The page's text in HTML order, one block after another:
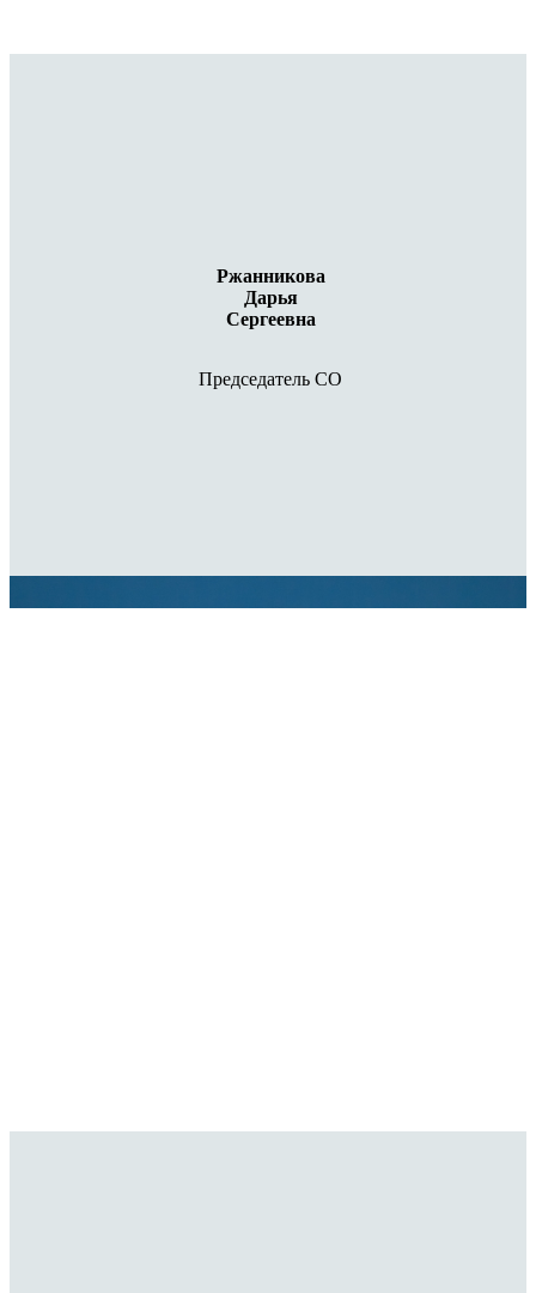
Ржанникова
Дарья
Сергеевна
Председатель СО